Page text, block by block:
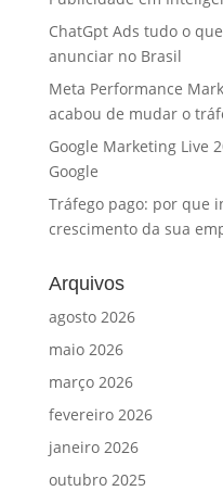
ChatGpt Ads tudo o
anunciar no Brasil
Meta Performance
acabou de mudar o
Google Marketing Live
Google
Tráfego pago: por que
crescimento da sua
Arquivos
agosto 2026
maio 2026
março 2026
fevereiro 2026
janeiro 2026
outubro 2025